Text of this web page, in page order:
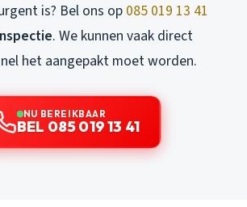
is? Bel ons op 085 019 13 41
. We kunnen vaak direct
het aangepakt moet worden.
NU BEREIKBAAR
BEL 085 019 13 41